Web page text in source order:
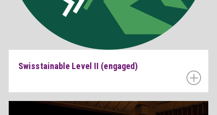
Swisstainable Level II (engaged)